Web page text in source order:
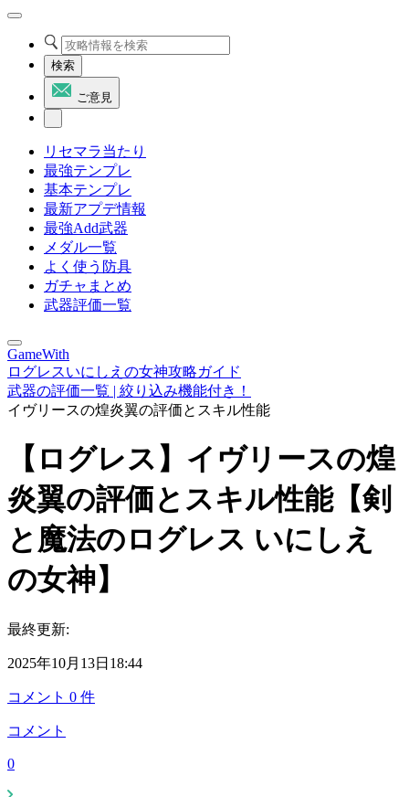
検索
ご意見
リセマラ当たり
最強テンプレ
基本テンプレ
最新アプデ情報
最強Add武器
メダル一覧
よく使う防具
ガチャまとめ
武器評価一覧
GameWith
ログレスいにしえの女神攻略ガイド
武器の評価一覧 | 絞り込み機能付き！
イヴリースの煌炎翼の評価とスキル性能
【ログレス】イヴリースの煌
炎翼の評価とスキル性能【剣
と魔法のログレス いにしえ
の女神】
最終更新:
2025年10月13日18:44
コメント 0 件
コメント
0